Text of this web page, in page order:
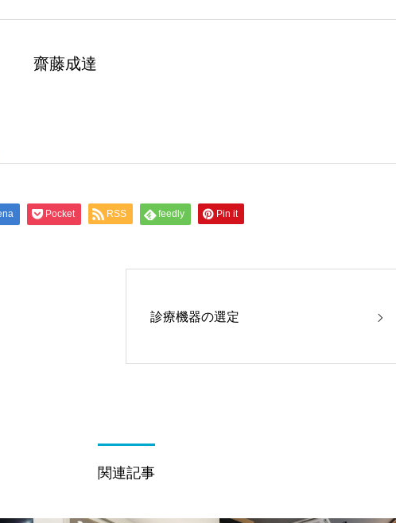
齋藤成達
Pocket RSS feedly Pin it
診療機器の選定
関連記事